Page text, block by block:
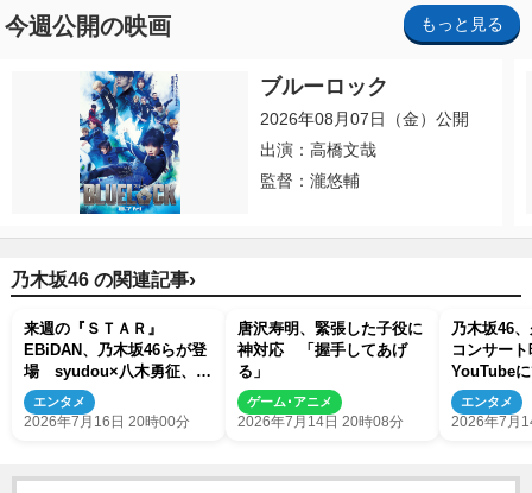
今週公開の映画 もっと見る
ブルーロック
2026年08月07日（金）公開
出演：高橋文哉
監督：瀧悠輔
乃木坂46 の関連記事›
来週の『ＳＴＡＲ』
EBiDAN、乃木坂46らが登
場 syudou×八木勇征、上
垣皓太朗アナ×ちいかわ＆
島二郎がタッグ！
エンタメ
2026年7月16日 20時00分
唐沢寿明、緊張した子役に
神対応 「握手してあげ
る」
ゲーム･アニメ
2026年7月14日 20時08分
乃木坂46
コンサー
YouTube
映像公開
エンタメ
2026年7月